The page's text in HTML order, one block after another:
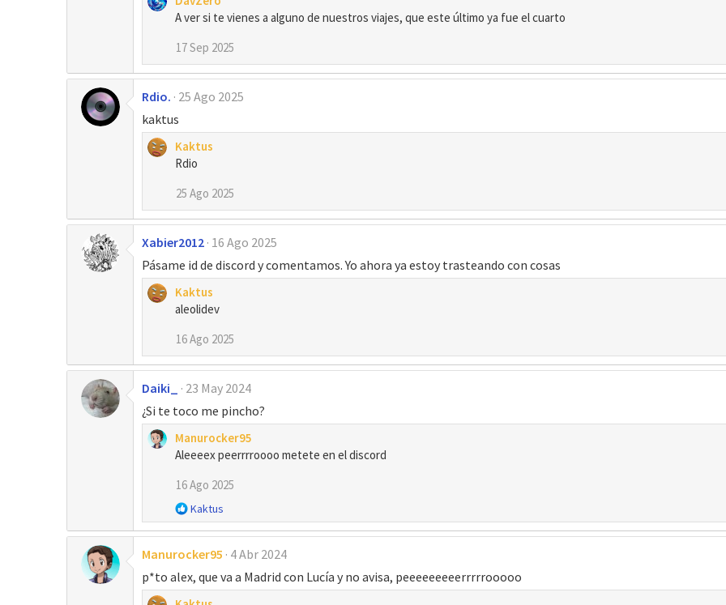
A ver si te vienes a alguno de nuestros viajes, que este último ya fue el cuarto
17 Sep 2025
Rdio. 25 Ago 2025
kaktus
Kaktus
Rdio
25 Ago 2025
Xabier2012 16 Ago 2025
Pásame id de discord y comentamos. Yo ahora ya estoy trasteando con cosas
Kaktus
aleolidev
16 Ago 2025
Daiki_
23 May 2024
¿Si te toco me pincho?
Manurocker95
Aleeeex peerrrroooo metete en el discord
16 Ago 2025
R
e
a
c
i
o
Kaktus
Manurocker95 4 Abr 2024
p*to alex, que va a Madrid con Lucía y no avisa, peeeeeeeeerrrrrooooo